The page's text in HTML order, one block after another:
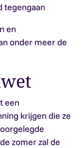
tegengaan
en
onder meer de
een
krijgen die ze
zomer zal de